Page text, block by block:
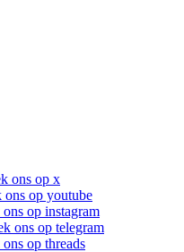
ons op x
ons op youtube
op instagram
ons op telegram
op threads